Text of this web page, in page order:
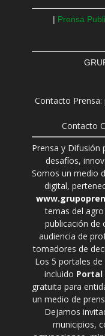
| Prensa
Contacto
Contacto
Prensa y Difusión
desafíos,
Somos un medio
digital,
temas del
publicación de
audiencia de
tomadores de
Los 5 portales
incluido Portal
gratuita para
un medio de
Dejamos
municipios,